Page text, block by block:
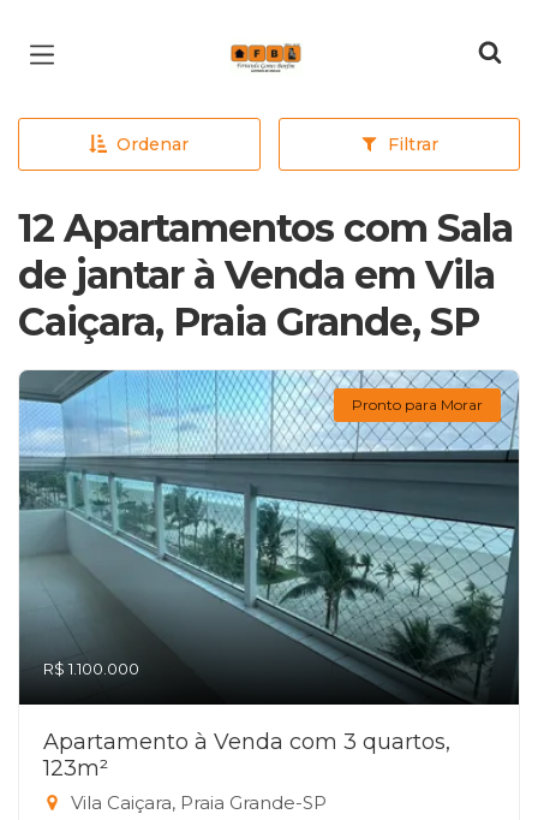
Página inicial
Ordenar Filtrar
12 Apartamentos com Sala
de jantar à Venda em Vila
Caiçara, Praia Grande, SP
Pronto para Morar
R$ 1.100.000
Apartamento à Venda com 3 quartos,
123m²
Vila Caiçara, Praia Grande-SP